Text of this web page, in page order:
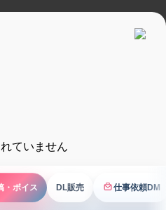
ていません
・ボイス DL販売 仕事依頼DM